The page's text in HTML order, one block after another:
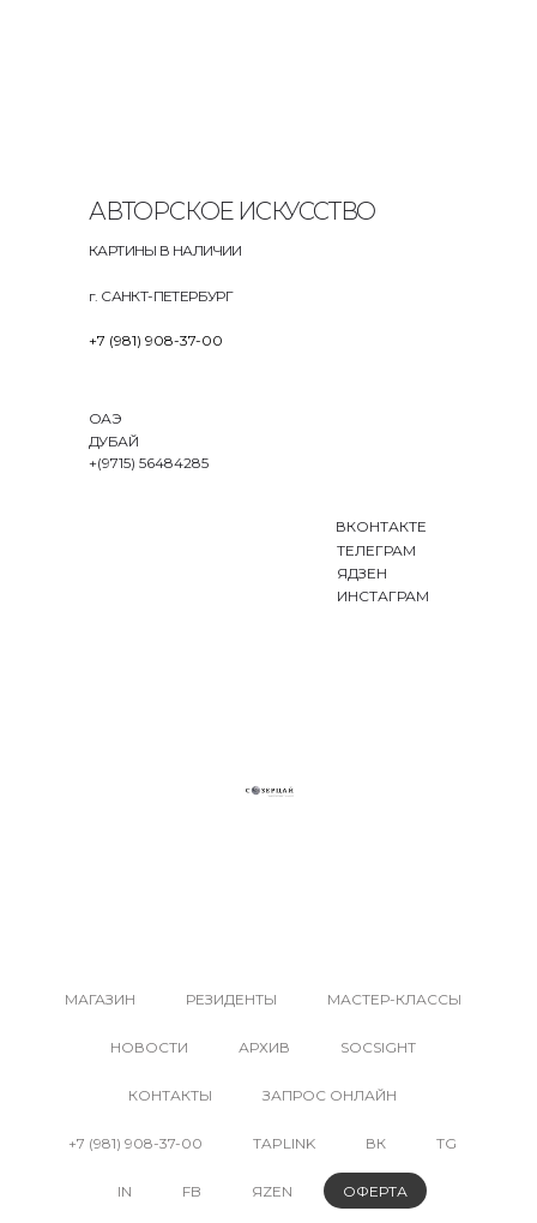
ВКОНТАКТЕ
ТЕЛЕГРАМ
ЯДЗЕН
ИНСТАГРАМ
КАРТИНЫ В НАЛИЧИИ
г. САНКТ-ПЕТЕРБУРГ
АВТОРСКОЕ ИСКУССТВО
+7 (981) 908-37-00
ОАЭ
ДУБАЙ
+(9715) 56484285
МАГАЗИН РЕЗИДЕНТЫ МАСТЕР-КЛАССЫ
НОВОСТИ АРХИВ SOCSIGHT
КОНТАКТЫ ЗАПРОС ОНЛАЙН
+7 (981) 908-37-00 TAPLINK ВК TG
IN FB ЯZEN ОФЕРТА